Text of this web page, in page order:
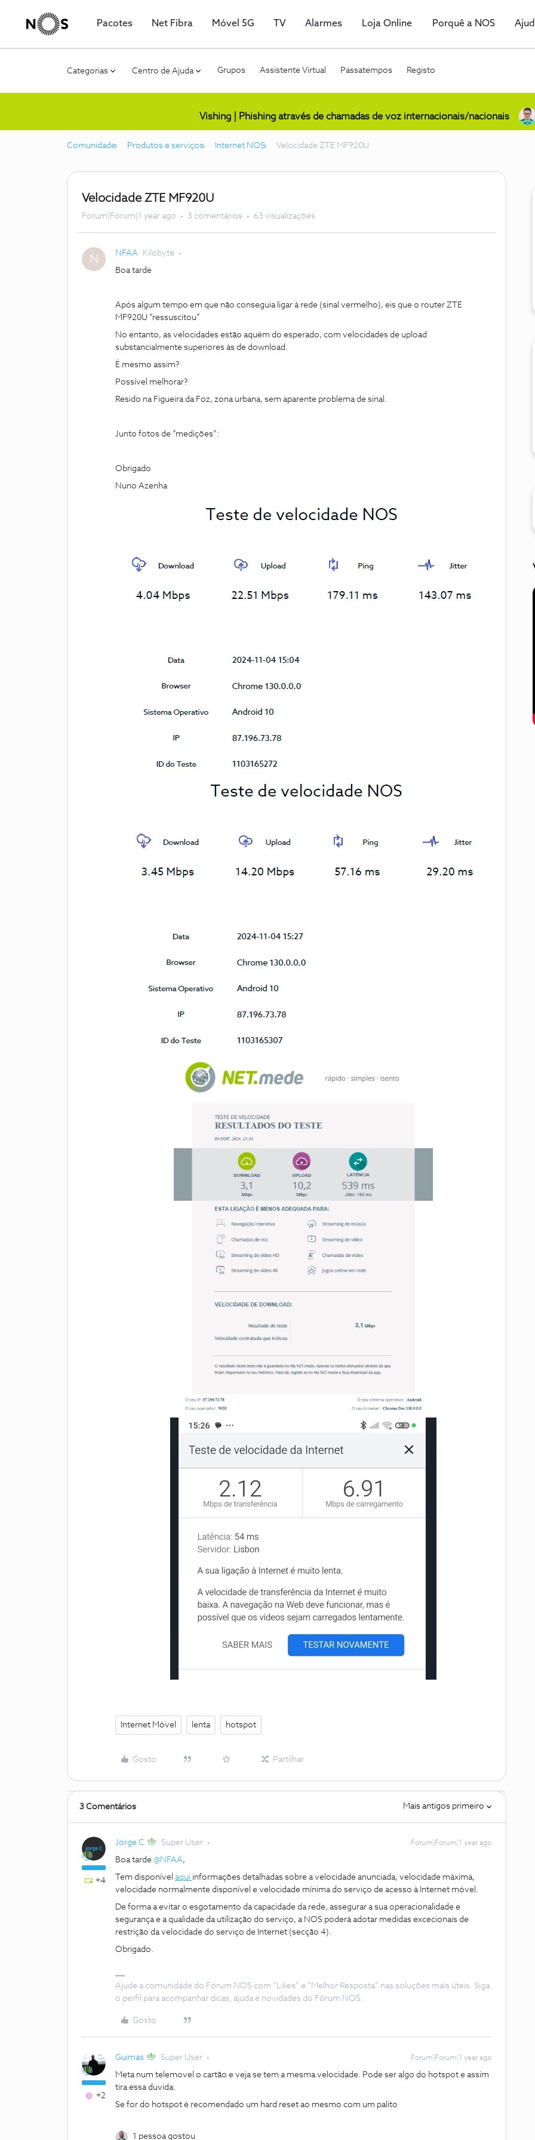
Pacotes Net Fibra Móvel 5G TV Alarmes Loja Online Porquê a NOS
Categorias Centro de Ajuda Grupos Assistente Virtual Passatempos Registo
Vishing | Phishing através de chamadas de voz internacionais/nacionais
Comunidade Produtos e serviços Internet NOS Velocidade ZTE MF920U
Velocidade ZTE MF920U
Forum|Forum|1 year ago 3 comentários 63 visualizações
N NFAA Kilobyte
Boa tarde
Após algum tempo em que não conseguia ligar à rede (sinal vermelho), eis que o router ZTE
MF920U “ressuscitou”
No entanto, as velocidades estão aquém do esperado, com velocidades de upload
substancialmente superiores às de download.
É mesmo assim?
Possível melhorar?
Resido na Figueira da Foz, zona urbana, sem aparente problema de sinal.
Junto fotos de “medições”:
Obrigado
Nuno Azenha
Internet Móvel lenta hotspot
Gosto Partilhar
3 Comentários Mais antigos primeiro
+4
Jorge C Super User Forum|Forum|1 year ago
Boa tarde @NFAA,
Tem disponível aqui informações detalhadas sobre a velocidade anunciada, velocidade máxima,
velocidade normalmente disponível e velocidade mínima do serviço de acesso à Internet móvel.
De forma a evitar o esgotamento da capacidade da rede, assegurar a sua operacionalidade e
segurança e a qualidade da utilização do serviço, a NOS poderá adotar medidas excecionais de
restrição da velocidade do serviço de Internet (secção 4).
Obrigado.
Ajude a comunidade do Fórum NOS com “Likes” e “Melhor Resposta” nas soluções mais úteis. Siga
o perfil para acompanhar dicas, ajuda e novidades do Fórum NOS.
Gosto
+2
Guimas Super User Forum|Forum|1 year ago
Meta num telemovel o cartão e veja se tem a mesma velocidade. Pode ser algo do hotspot e assim
tira essa duvida.
Se for do hotspot é recomendado um hard reset ao mesmo com um palito
1 pessoa gostou